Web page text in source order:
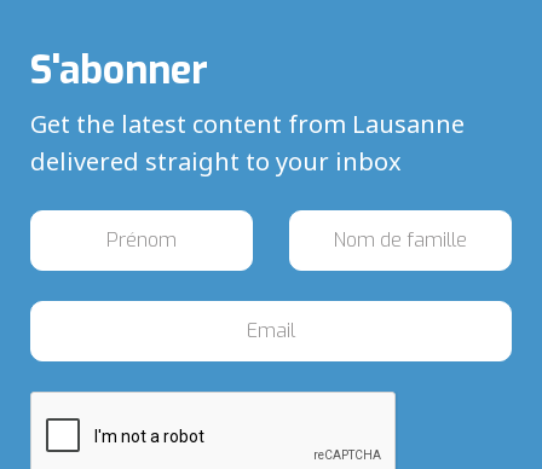
S'abonner
Get the latest content from Lausanne
delivered straight to your inbox